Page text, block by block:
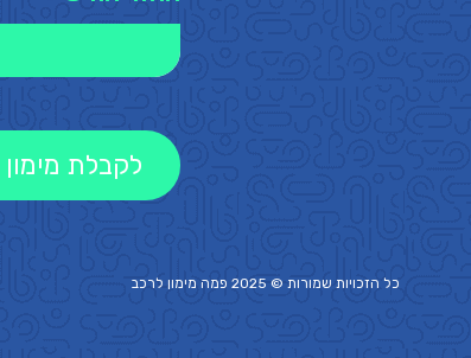
לקבלת
כל הזכויות שמורות © 2025 פמה מימון לרכב